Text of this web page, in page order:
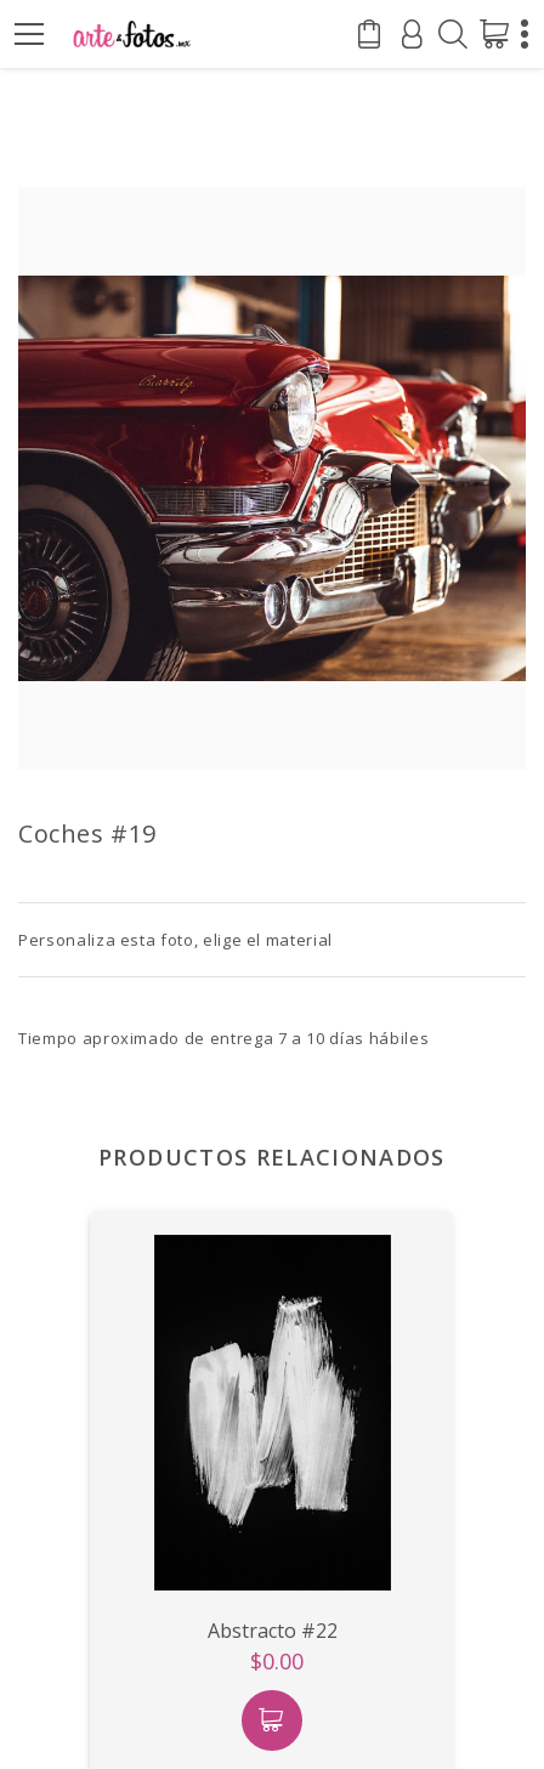
Coches #19
Personaliza esta foto, elige el material
Tiempo aproximado de entrega 7 a 10 días hábiles
PRODUCTOS RELACIONADOS
Abstracto #22
$0.00